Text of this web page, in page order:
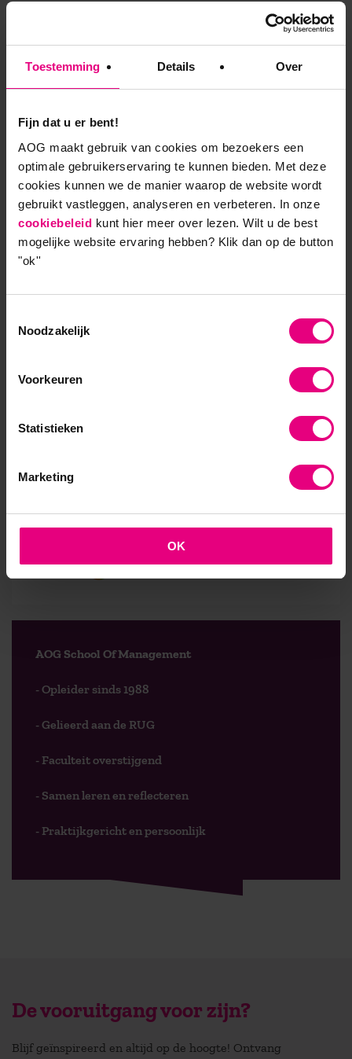
Toestemming Details Over
Fijn dat u er bent!
AOG maakt gebruik van cookies om bezoekers een
optimale gebruikerservaring te kunnen bieden. Met deze
cookies kunnen we de manier waarop de website wordt
gebruikt vastleggen, analyseren en verbeteren. In onze
cookiebeleid kunt hier meer over lezen. Wilt u de best
mogelijke website ervaring hebben? Klik dan op de button
"ok''
Noodzakelijk
Voorkeuren
Statistieken
Marketing
OK
met elkaar over gesproken en zijn we door elkaar, de
docenten en gastsprekers geïnspireerd geraakt. Ik
heb mezelf het fundamentele gedachtegoed dat
waardetoevoeging voor de klant waardevol is voor
het bedrijf meer eigen gemaakt en dat sterkt mij in
praktijkcases is de voeding voor de, door mij
ontwikkelde, omni-channelstrategie voor Focuszorg,
het submerk van Ziekenhuis Gelderse Vallei. Ons
antwoord op de veranderende zorgconsument en
het nieuwe zorglandschap. De komende tijd mag ik
me hier flink mee bezighouden en daar kijk ik erg
naar uit.”
Meer informatie?
We gaan door met het succes van de leergang
november gaat de eerste module van start. De
nieuwsgierig geworden wat de leergang voor u kan
betekenen?
of neem
is bereikbaar via telefoonnummer 088 556 1058 of
AOG School Of Management
- Opleider sinds 1988
- Gelieerd aan de RUG
- Faculteit overstijgend
- Samen leren en reflecteren
- Praktijkgericht en persoonlijk
De vooruitgang voor zijn?
Blijf geïnspireerd en altijd op de hoogte! Ontvang